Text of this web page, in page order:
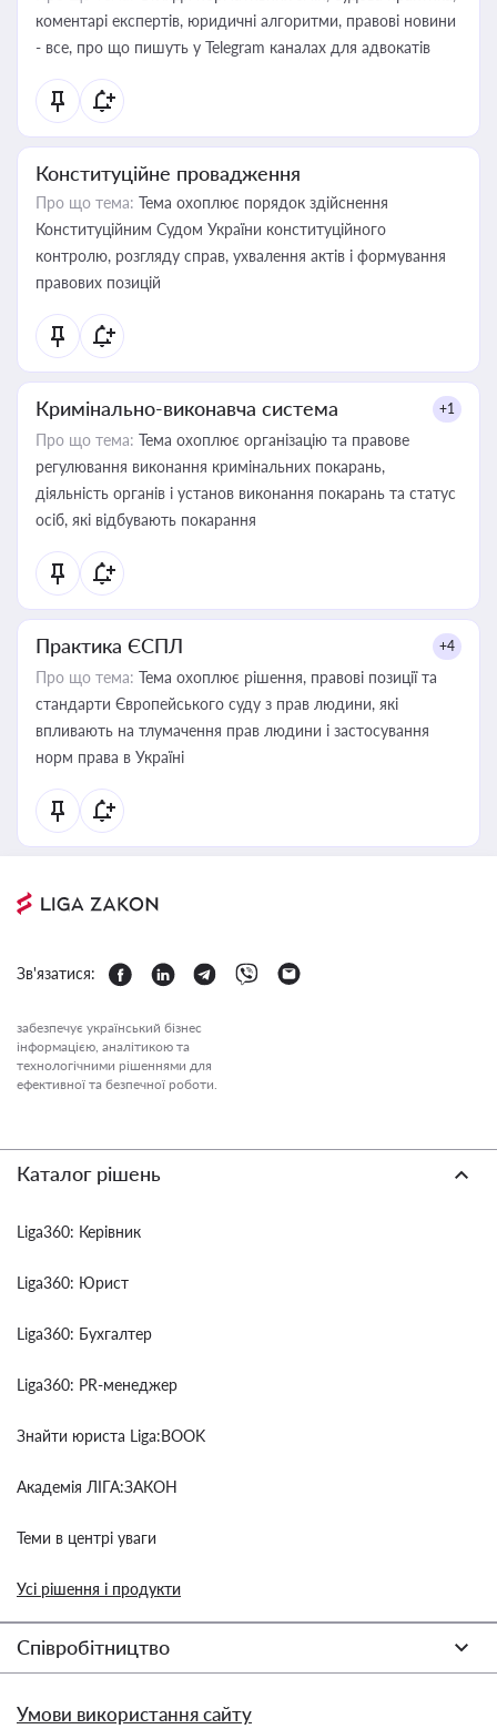
коментарі експертів, юридичні алгоритми, правові новини
- все, про що пишуть у Telegram каналах для адвокатів
Конституційне провадження
Про що тема: Тема охоплює порядок здійснення
Конституційним Судом України конституційного
контролю, розгляду справ, ухвалення актів і формування
правових позицій
Кримінально-виконавча система +1
Про що тема: Тема охоплює організацію та правове
регулювання виконання кримінальних покарань,
діяльність органів і установ виконання покарань та статус
осіб, які відбувають покарання
Практика ЄСПЛ +4
Про що тема: Тема охоплює рішення, правові позиції та
стандарти Європейського суду з прав людини, які
впливають на тлумачення прав людини і застосування
норм права в Україні
Зв'язатися:
забезпечує український бізнес
інформацією, аналітикою та
технологічними рішеннями для
ефективної та безпечної роботи.
Каталог рішень
Liga360: Керівник
Liga360: Юрист
Liga360: Бухгалтер
Liga360: PR-менеджер
Знайти юриста Liga:BOOK
Академія ЛІГА:ЗАКОН
Теми в центрі уваги
Усі рішення і продукти
Співробітництво
Умови використання сайту